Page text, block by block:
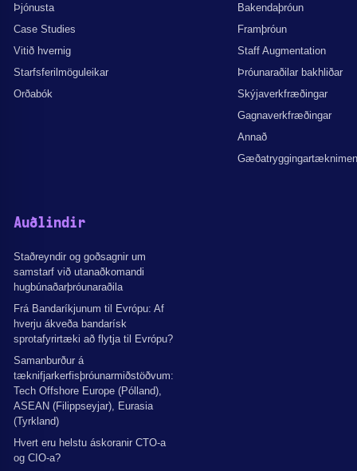
Þjónusta
Case Studies
Vitið hvernig
Starfsferilmöguleikar
Orðabók
Bakendaþróun
Framþróun
Staff Augmentation
Þróunaraðilar bakhliðar
Skýjaverkfræðingar
Gagnaverkfræðingar
Annað
Auðlindir
Staðreyndir og goðsagnir um
samstarf við utanaðkomandi
hugbúnaðarþróunaraðila
Frá Bandaríkjunum til Evrópu: Af
hverju ákveða bandarísk
sprotafyrirtæki að flytja til Evrópu?
Samanburður á
tæknifjarkerfisþróunarmiðstöðvum:
Tech Offshore Europe (Pólland),
ASEAN (Filippseyjar), Eurasia
(Tyrkland)
Hvert eru helstu áskoranir CTO-a
og CIO-a?